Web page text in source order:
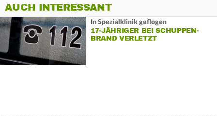
AUCH INTERESSANT
In Spezialklinik geflogen
17-JÄHRIGER BEI SCHUPPEN-
BRAND VERLETZT